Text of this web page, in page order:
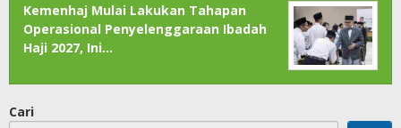
Kemenhaj Mulai Lakukan Tahapan
Operasional Penyelenggaraan Ibadah
Haji 2027, Ini…
Cari